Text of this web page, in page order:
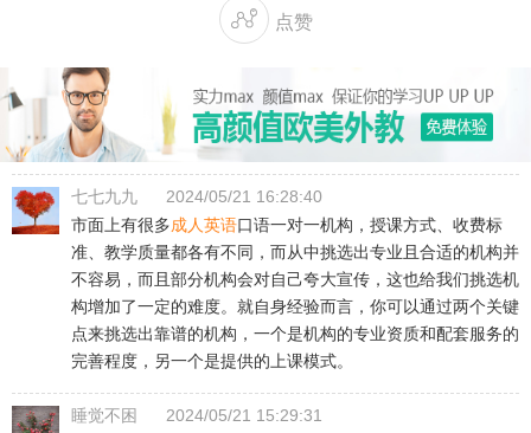
 点赞
七七九九
2024/05/21 16:28:40
市面上有很多成人英语口语一对一机构，授课方式、收费标
准、教学质量都各有不同，而从中挑选出专业且合适的机构并
不容易，而且部分机构会对自己夸大宣传，这也给我们挑选机
构增加了一定的难度。就自身经验而言，你可以通过两个关键
点来挑选出靠谱的机构，一个是机构的专业资质和配套服务的
完善程度，另一个是提供的上课模式。
睡觉不困
2024/05/21 15:29:31